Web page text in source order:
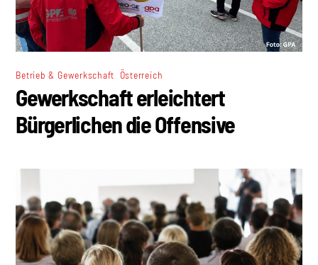
Betrieb & Gewerkschaft Österreich
Gewerkschaft erleichtert
Bürgerlichen die Offensive